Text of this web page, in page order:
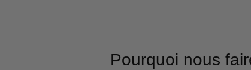
Pourquoi nous